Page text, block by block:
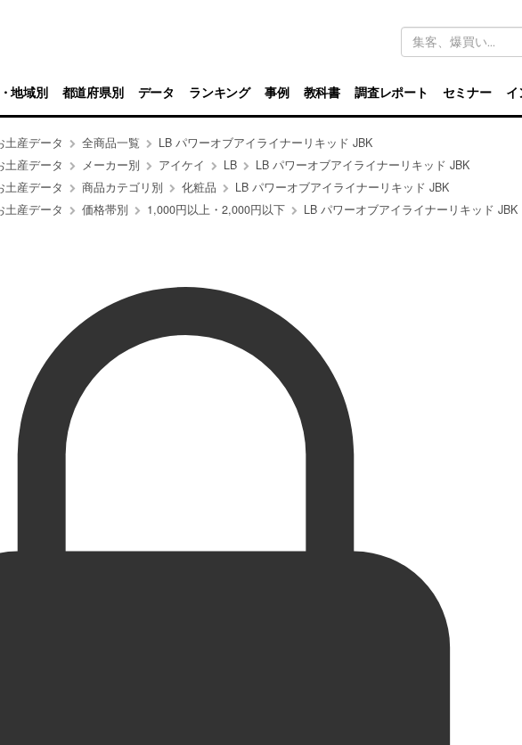
キ
ワ
ド
検
索
地域別 都道府県別 データ ランキング 事例 教科書 調査レポート セミナー イ
土産データ 全商品一覧
LB パワーオブアイライナーリキッド JBK
土産データ メーカー別 アイケイ LB
LB パワーオブアイライナーリキッド JBK
土産データ 商品カテゴリ別 化粧品
LB パワーオブアイライナーリキッド JBK
土産データ 価格帯別 1,000円以上・2,000円以下 LB パワーオブアイライナーリキッド JBK